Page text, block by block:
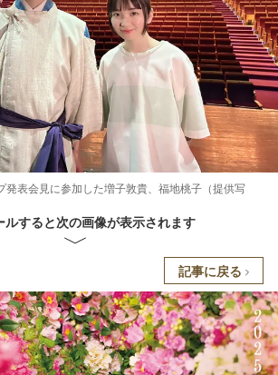
発表会見に参加した増子敦貴、福地桃子（提供写
ルすると次の画像が表示されます
記事に戻る